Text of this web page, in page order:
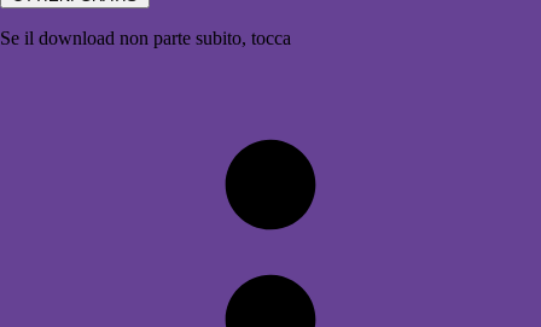
Se il download non parte subito, tocca